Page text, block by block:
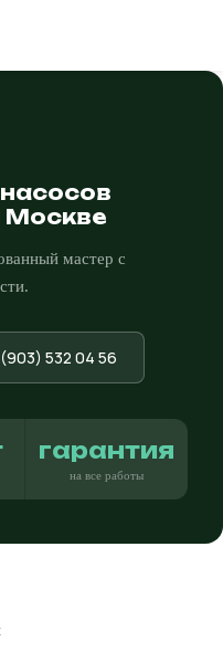
Москве
мастер с
532 04 56
гарантия
на все работы